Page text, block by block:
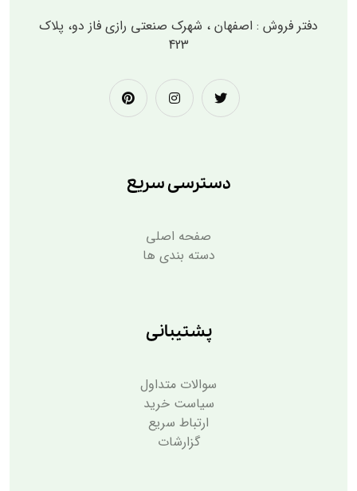
دفتر فروش : اصفهان ، شهرک صنعتی رازی فاز دو، پلاک
423
دسترسی سریع
صفحه اصلی
دسته بندی ها
پشتیبانی
سوالات متداول
سیاست خرید
ارتباط سریع
گزارشات